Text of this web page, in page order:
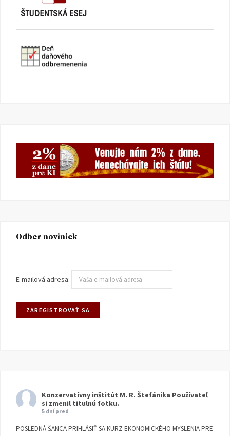
Odber noviniek
E-mailová adresa:
Konzervatívny inštitút M. R. Štefánika Používateľ
si zmenil titulnú fotku.
5 dní pred
POSLEDNÁ ŠANCA PRIHLÁSIŤ SA KURZ EKONOMICKÉHO MYSLENIA PRE